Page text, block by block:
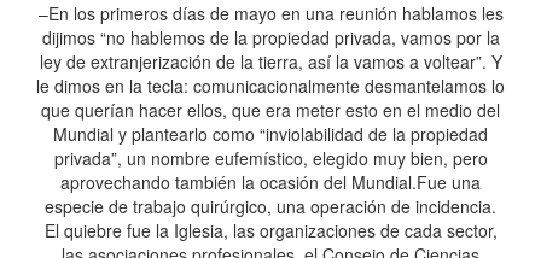
–En los primeros días de mayo en una reunión hablamos les
dijimos “no hablemos de la propiedad privada, vamos por la
ley de extranjerización de la tierra, así la vamos a voltear”. Y
le dimos en la tecla: comunicacionalmente desmantelamos lo
que querían hacer ellos, que era meter esto en el medio del
Mundial y plantearlo como “inviolabilidad de la propiedad
privada”, un nombre eufemístico, elegido muy bien, pero
aprovechando también la ocasión del Mundial.Fue una
especie de trabajo quirúrgico, una operación de incidencia.
El quiebre fue la Iglesia, las organizaciones de cada sector,